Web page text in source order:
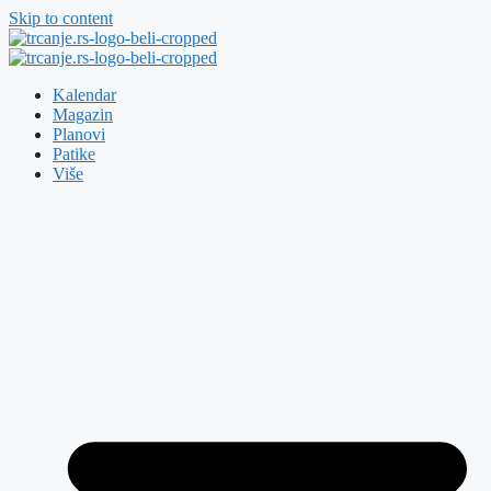
Skip to content
Kalendar
Magazin
Planovi
Patike
Više